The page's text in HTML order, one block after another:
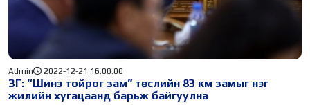
ЗГ: “Шинэ тойрог зам” төслийн 83 км замыг нэг
жилийн хугацаанд барьж байгуулна
Admin 2022-12-21 16:00:00